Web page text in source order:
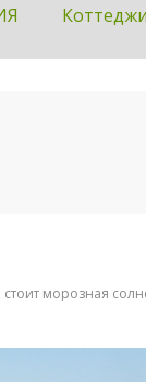
Коттеджи
морозная